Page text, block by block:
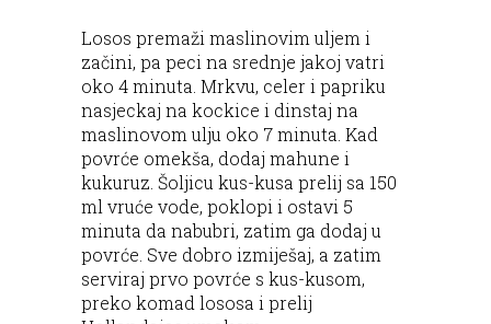
Losos premaži maslinovim uljem i
začini, pa peci na srednje jakoj vatri
oko 4 minuta. Mrkvu, celer i papriku
nasjeckaj na kockice i dinstaj na
maslinovom ulju oko 7 minuta. Kad
povrće omekša, dodaj mahune i
kukuruz. Šoljicu kus-kusa prelij sa 150
ml vruće vode, poklopi i ostavi 5
minuta da nabubri, zatim ga dodaj u
povrće. Sve dobro izmiješaj, a zatim
serviraj prvo povrće s kus-kusom,
preko komad lososa i prelij